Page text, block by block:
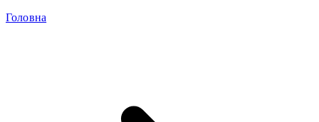
Головна